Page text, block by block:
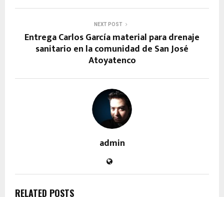
NEXT POST
Entrega Carlos García material para drenaje
sanitario en la comunidad de San José
Atoyatenco
admin
RELATED POSTS